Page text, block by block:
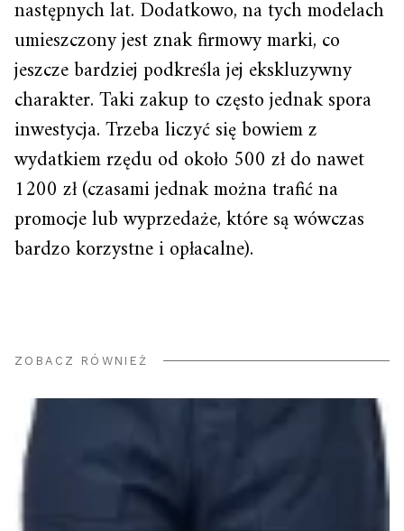
następnych lat. Dodatkowo, na tych modelach
umieszczony jest znak firmowy marki, co
jeszcze bardziej podkreśla jej ekskluzywny
charakter. Taki zakup to często jednak spora
inwestycja. Trzeba liczyć się bowiem z
wydatkiem rzędu od około 500 zł do nawet
1200 zł (czasami jednak można trafić na
promocje lub wyprzedaże, które są wówczas
bardzo korzystne i opłacalne).
ZOBACZ RÓWNIEŻ